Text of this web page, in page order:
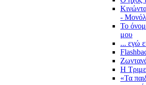
-
Το
μου
... εγώ
Η
«Τα